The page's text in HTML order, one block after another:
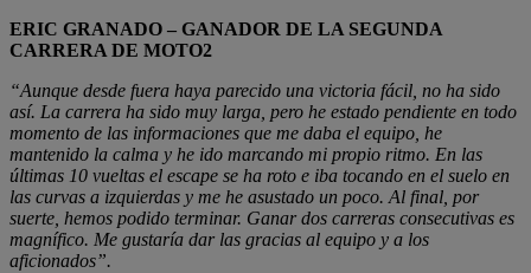
ERIC GRANADO – GANADOR DE LA SEGUNDA
CARRERA DE MOTO2
“Aunque desde fuera haya parecido una victoria fácil, no ha sido
así. La carrera ha sido muy larga, pero he estado pendiente en todo
momento de las informaciones que me daba el equipo, he
mantenido la calma y he ido marcando mi propio ritmo. En las
últimas 10 vueltas el escape se ha roto e iba tocando en el suelo en
las curvas a izquierdas y me he asustado un poco. Al final, por
suerte, hemos podido terminar. Ganar dos carreras consecutivas es
magnífico. Me gustaría dar las gracias al equipo y a los
aficionados”.